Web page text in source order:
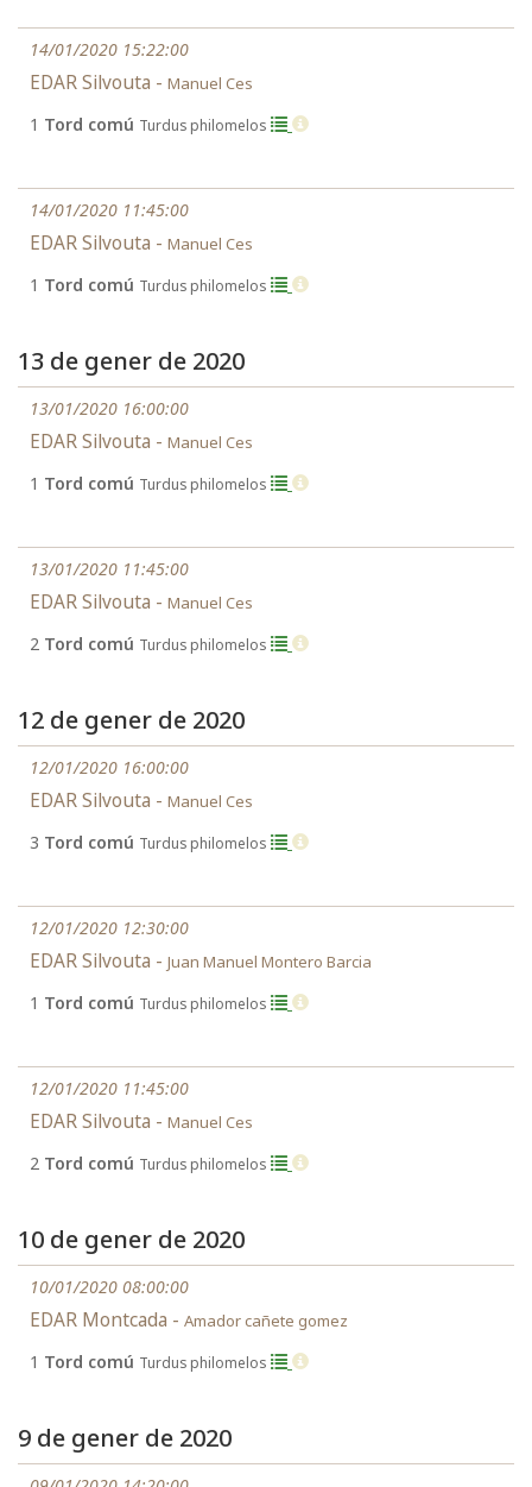
14/01/2020 15:22:00
EDAR Silvouta - Manuel Ces
1 Tord comú Turdus philomelos
14/01/2020 11:45:00
EDAR Silvouta - Manuel Ces
1 Tord comú Turdus philomelos
13 de gener de 2020
13/01/2020 16:00:00
EDAR Silvouta - Manuel Ces
1 Tord comú Turdus philomelos
13/01/2020 11:45:00
EDAR Silvouta - Manuel Ces
2 Tord comú Turdus philomelos
12 de gener de 2020
12/01/2020 16:00:00
EDAR Silvouta - Manuel Ces
3 Tord comú Turdus philomelos
12/01/2020 12:30:00
EDAR Silvouta - Juan Manuel Montero Barcia
1 Tord comú Turdus philomelos
12/01/2020 11:45:00
EDAR Silvouta - Manuel Ces
2 Tord comú Turdus philomelos
10 de gener de 2020
10/01/2020 08:00:00
EDAR Montcada - Amador cañete gomez
1 Tord comú Turdus philomelos
9 de gener de 2020